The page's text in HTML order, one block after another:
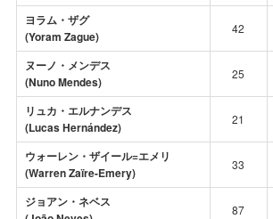
ヨラム・ザグ
(Yoram Zague)
42
ヌーノ・メンデス
(Nuno Mendes)
25
リュカ・エルナンデス
(Lucas Hernández)
21
ウォーレン・ザイール=エメリ
(Warren Zaïre-Emery)
33
ジョアン・ネベス
87